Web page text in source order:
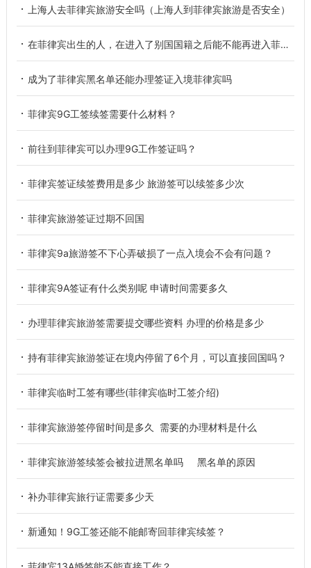
上海人去菲律宾旅游安全吗（上海人到菲律宾旅游是否安全）
在菲律宾出生的人，在进入了别国国籍之后能不能再进入菲律宾国籍？
成为了菲律宾黑名单还能办理签证入境菲律宾吗
菲律宾9G工签续签需要什么材料？
前往到菲律宾可以办理9G工作签证吗？
菲律宾签证续签费用是多少 旅游签可以续签多少次
菲律宾旅游签证过期不回国
菲律宾9a旅游签不下心弄破损了一点入境会不会有问题？
菲律宾9A签证有什么类别呢 申请时间需要多久
办理菲律宾旅游签需要提交哪些资料 办理的价格是多少
持有菲律宾旅游签证在境内停留了6个月，可以直接回国吗？
菲律宾临时工签有哪些(菲律宾临时工签介绍)
菲律宾旅游签停留时间是多久 需要的办理材料是什么
菲律宾旅游签续签会被拉进黑名单吗 黑名单的原因
补办菲律宾旅行证需要多少天
新通知！9G工签还能不能邮寄回菲律宾续签？